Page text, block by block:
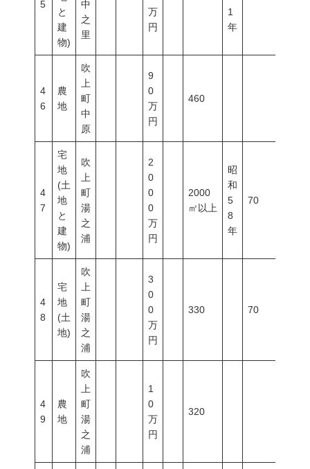
5
と
建
物)
中
之
里
万
円
1
年
4
6
農
地
吹
上
町
中
原
9
0
万
円
460
4
7
宅
地
(土
地
と
建
物)
吹
上
町
湯
之
浦
2
0
0
0
万
円
2000
㎡以上
昭
和
5
8
年
70
4
8
宅
地
(土
地)
吹
上
町
湯
之
浦
3
0
0
万
円
330 70
4
9
農
地
吹
上
町
湯
之
浦
1
0
万
円
320